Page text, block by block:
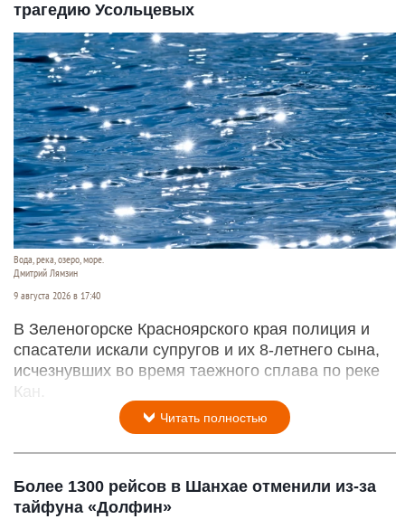
трагедию Усольцевых
Вода, река, озеро, море.
Дмитрий Лямзин
9 августа 2026 в 17:40
В Зеленогорске Красноярского края полиция и
спасатели искали супругов и их 8-летнего сына,
исчезнувших во время таежного сплава по реке
Кан.
Читать полностью
Более 1300 рейсов в Шанхае отменили из-за
тайфуна «Долфин»